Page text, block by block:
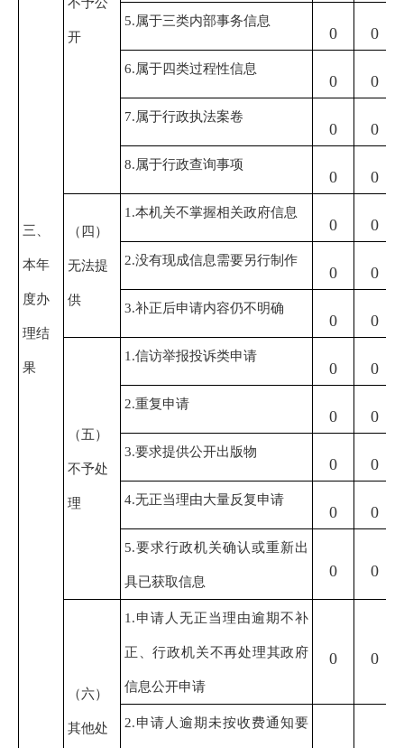
三、
本年
度办
理结
果
开
5.属于三类内部事务信息
0 0
6.属于四类过程性信息
0 0
7.属于行政执法案卷
0 0
8.属于行政查询事项
0 0
（四）
无法提
供
1.本机关不掌握相关政府信息
0 0
2.没有现成信息需要另行制作
0 0
3.补正后申请内容仍不明确
0 0
（五）
不予处
理
1.信访举报投诉类申请
0 0
2.重复申请
0 0
3.要求提供公开出版物
0 0
4.无正当理由大量反复申请
0 0
5.要求行政机关确认或重新出
具已获取信息
0 0
（六）
其他处
1.申请人无正当理由逾期不补
正、行政机关不再处理其政府
信息公开申请
0 0
2.申请人逾期未按收费通知要